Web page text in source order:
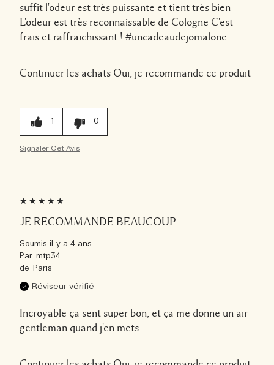
suffit l'odeur est très puissante et tient très bien
L'odeur est très reconnaissable de Cologne C'est
frais et raffraichissant ! #uncadeaudejomalone
Continuer les achats Oui, je recommande ce produit
1 0
Signaler Cet Avis
JE RECOMMANDE BEAUCOUP
Soumisil y a 4 ans
Par mtp34
de Paris
Réviseur vérifié
Incroyable ça sent super bon, et ça me donne un air
gentleman quand j'en mets.